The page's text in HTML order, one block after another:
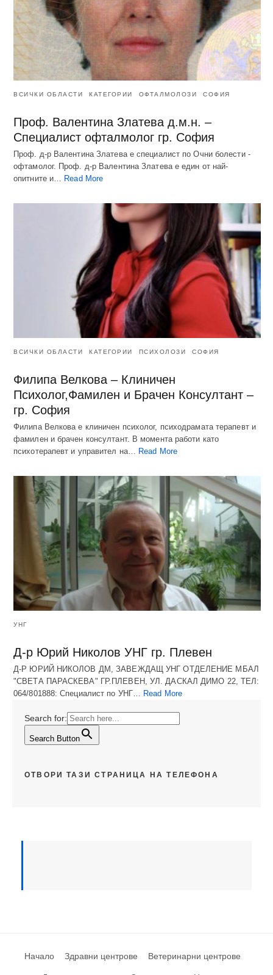
ВСИЧКИ ОБЛАСТИ КАТЕГОРИИ ОФТАЛМОЛОЗИ СОФИЯ
Проф. Валентина Златева д.м.н. –
Специалист офталмолог гр. София
Проф. д-р Валентина Златева е специалист по Очни болести -
офтамолог. Проф. д-р Валентина Златева е един от най-
опитните и… Read More
ВСИЧКИ ОБЛАСТИ КАТЕГОРИИ ПСИХОЛОЗИ СОФИЯ
Филипа Велкова – Клиничен
Психолог,Фамилен и Брачен Консултант –
гр. София
Филипа Велкова е клиничен психолог, психодрамата терапевт и
фамилен и брачен консултант. В момента работи като
психотерапевт и управител на…
Read More
УНГ
Д-р Юрий Николов УНГ гр. Плевен
Д-Р ЮРИЙ НИКОЛОВ ДМ, ЗАВЕЖДАЩ УНГ ОТДЕЛЕНИЕ МБАЛ
"СВЕТА ПАРАСКЕВА" ГР.ПЛЕВЕН, УЛ. ДАСКАЛ ДИМО 22, ТЕЛ:
064/801888: Специалист по УНГ… Read More
Search for:
Search Button
ОТВОРИ ТАЗИ СТРАНИЦА НА ТЕЛЕФОНА
Начало Здравни центрове Ветеринарни центрове